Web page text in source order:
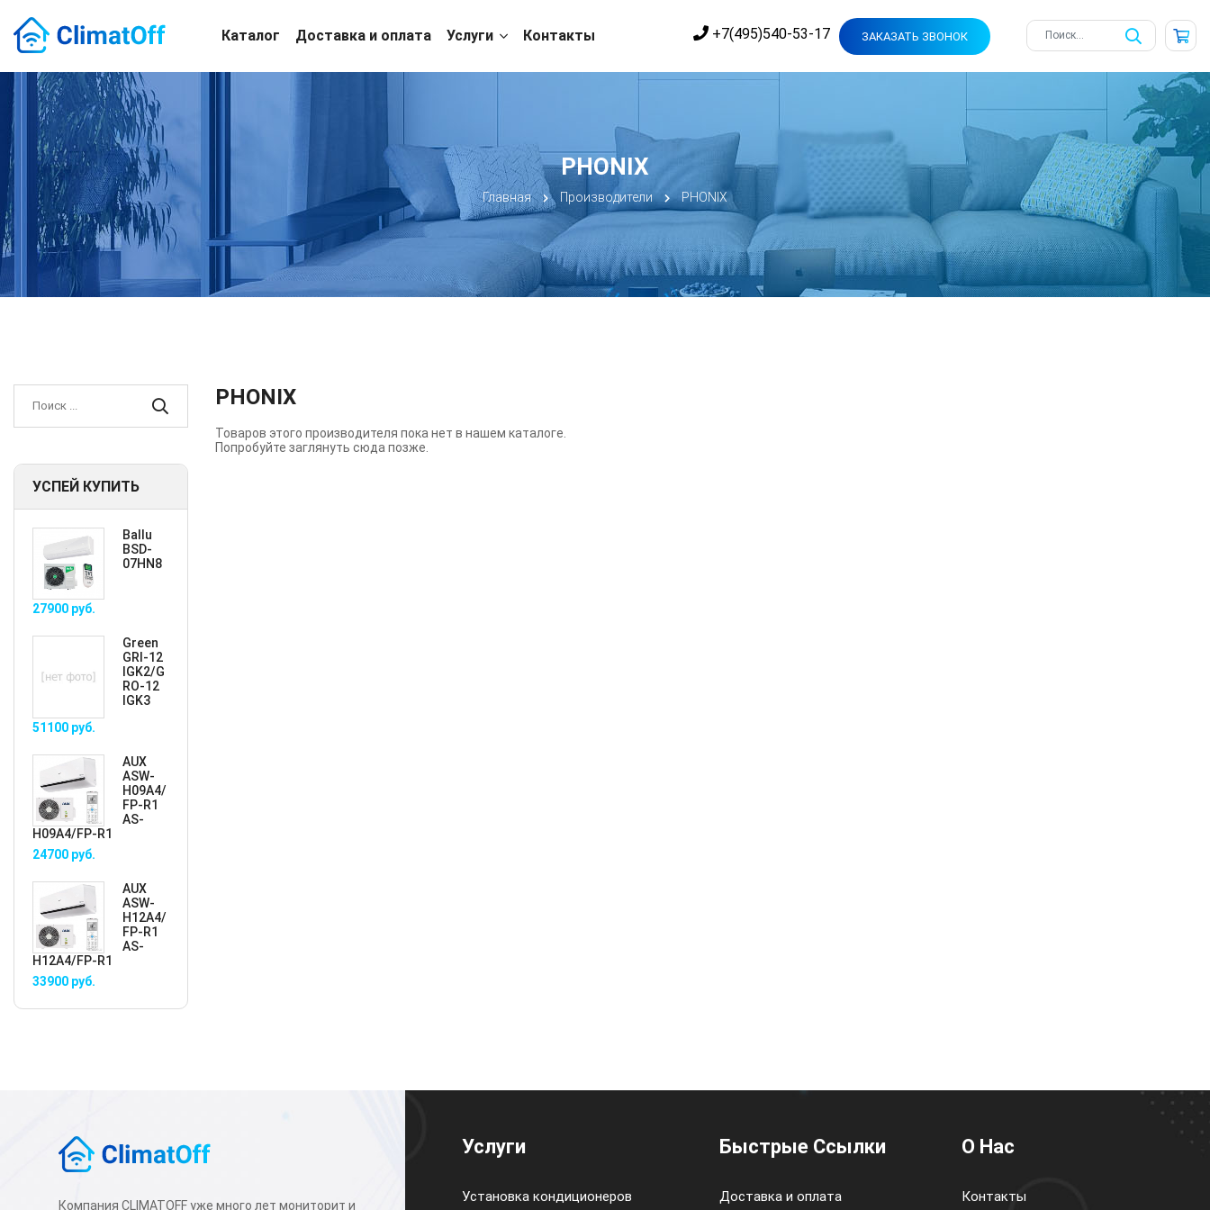
+7(495)540-53-17 ЗАКАЗАТЬ ЗВОНОК
Каталог Доставка и оплата Услуги Контакты
PHONIX
Главная Производители PHONIX
УСПЕЙ КУПИТЬ
Ballu
BSD-
07HN8
27900 руб.
Green
GRI-12
IGK2/G
RO-12
IGK3
51100 руб.
AUX
ASW-
H09A4/
FP-R1
AS-
H09A4/FP-R1
24700 руб.
AUX
ASW-
H12A4/
FP-R1
AS-
H12A4/FP-R1
33900 руб.
PHONIX
Товаров этого производителя пока нет в нашем каталоге.
Попробуйте заглянуть сюда позже.
Компания CLIMATOFF уже много лет мониторит и
Услуги
Установка кондиционеров
Быстрые Ссылки
Доставка и оплата
О Нас
Контакты